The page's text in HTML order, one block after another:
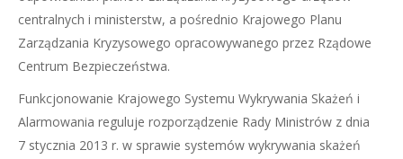
centralnych i ministerstw, a pośrednio Krajowego Planu
Zarządzania Kryzysowego opracowywanego przez Rządowe
Centrum Bezpieczeństwa.
Funkcjonowanie Krajowego Systemu Wykrywania Skażeń i
Alarmowania reguluje rozporządzenie Rady Ministrów z dnia
7 stycznia 2013 r. w sprawie systemów wykrywania skażeń